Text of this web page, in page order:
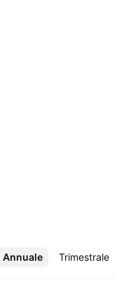
Annuale Trimestrale
Altro